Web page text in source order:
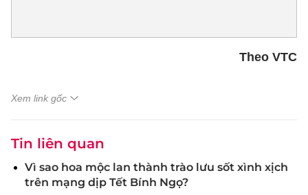
Theo VTC
Xem link gốc
Tin liên quan
Vì sao hoa mộc lan thành trào lưu sốt xình xịch
trên mạng dịp Tết Bính Ngọ?